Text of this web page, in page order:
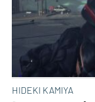
HIDEKI KAMIYA